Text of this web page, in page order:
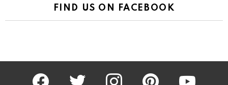
FIND US ON FACEBOOK
facebook twitter instagram pinterest youtube